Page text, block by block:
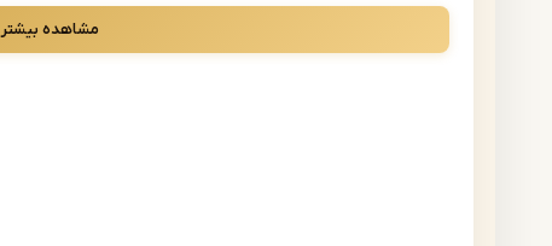
وقتی صحبت از زیبایی، اصالت و طراحی چشم‌نواز در
ویژه‌ای دارد. این سبک با الهام از معماری و طراحی سنتی
مشاهده